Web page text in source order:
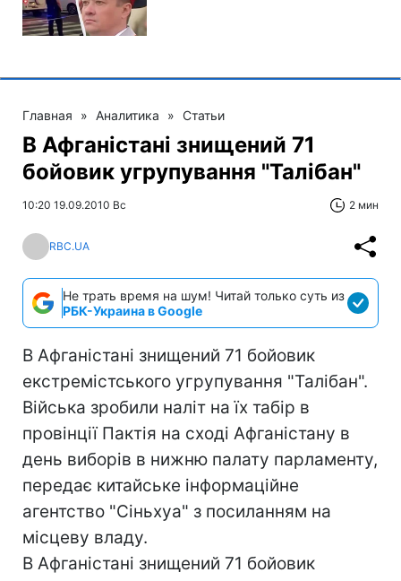
Главная » Аналитика » Статьи
В Афганістані знищений 71
бойовик угрупування "Талібан"
10:20 19.09.2010 Вс 2 мин
RBC.UA
Не трать время на шум! Читай только суть из
РБК-Украина в Google
В Афганістані знищений 71 бойовик
екстремістського угрупування "Талібан".
Війська зробили наліт на їх табір в
провінції Пактія на сході Афганістану в
день виборів в нижню палату парламенту,
передає китайське інформаційне
агентство "Сіньхуа" з посиланням на
місцеву владу.
В Афганістані знищений 71 бойовик